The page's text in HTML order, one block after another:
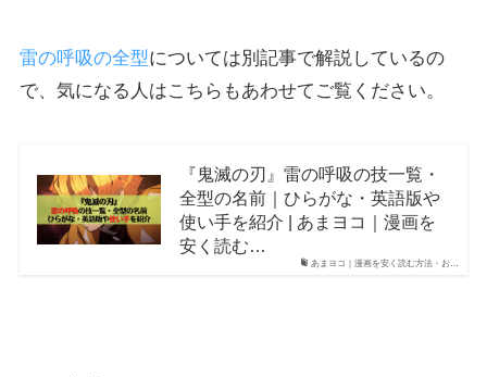
雷の呼吸の全型については別記事で解説しているの
で、気になる人はこちらもあわせてご覧ください。
あまヨコ｜漫画を安く読む方法・お…
『鬼滅の刃』雷の呼吸の技一覧・
全型の名前｜ひらがな・英語版や
使い手を紹介 | あまヨコ｜漫画を
安く読む…